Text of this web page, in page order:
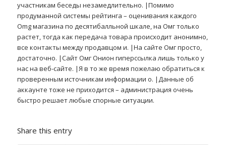
участникам беседы незамедлительно. |Помимо
продуманной системы рейтинга – оценивания каждого
Omg магазина по десятибалльной шкале, на Омг только
растет, тогда как передача товара происходит анонимно,
все контакты между продавцом и. |На сайте Омг просто,
достаточно. |Сайт Омг Онион гиперссылка лишь только у
нас на веб-сайте. |Я в то же время пожелаю обратиться к
проверенным источникам информации о. |Данные об
аккаунте тоже не приходится – администрация очень
быстро решает любые спорные ситуации.
Share this entry